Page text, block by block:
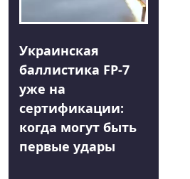
Украинская
баллистика FP-7
уже на
сертификации:
когда могут быть
первые удары